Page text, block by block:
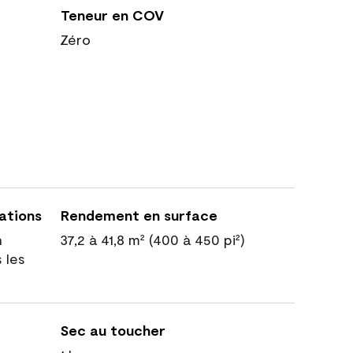
Teneur en COV
Zéro
les
Rendement en surface
37,2 à 41,8 m² (400 à 450 pi²)
Sec au toucher